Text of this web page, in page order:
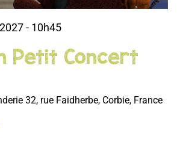
Petit Concert
- 10h45
32, rue Faidherbe, Corbie, France